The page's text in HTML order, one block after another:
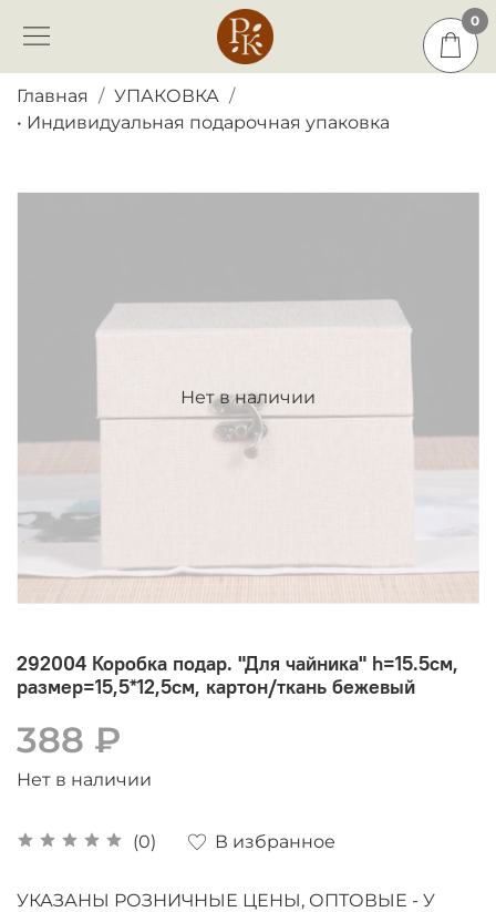
0
Главная
УПАКОВКА
• Индивидуальная подарочная упаковка
Нет в наличии
292004 Коробка подар. "Для чайника" h=15.5см,
размер=15,5*12,5см, картон/ткань бежевый
(0) В избранное
388 ₽
Нет в наличии
УКАЗАНЫ РОЗНИЧНЫЕ ЦЕНЫ, ОПТОВЫЕ - У
0